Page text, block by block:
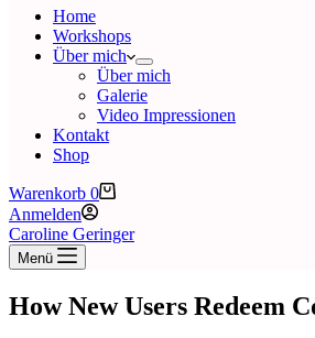
Home
Workshops
Über mich
Über mich
Galerie
Video Impressionen
Kontakt
Shop
Warenkorb 0
Anmelden
Caroline Geringer
Menü
How New Users Redeem